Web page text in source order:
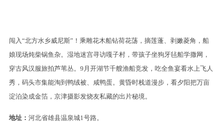
闯入“北方水乡威尼斯”！乘雕花木船钻荷花荡，摘莲蓬、剥嫩菱角，船
娘现场炖柴锅鱼杂。湿地迷宫寻访嘎子村，带孩子坐狗牙毡船学撒网，
穿古风汉服旅拍芦苇丛。9月开湖节千艘渔船竞发，吃全鱼宴看水上飞人
秀，码头市集能淘到鸭绒被、咸鸭蛋。黄昏时栈道漫步，看夕阳把万亩
淀泊染成金箔，京津摄影发烧友私藏的出片秘境。
地址： 河北省雄县温泉城1号路。